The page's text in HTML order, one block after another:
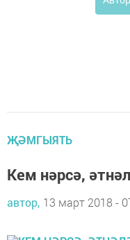
ҖӘМГЫЯТЬ
Кем нәрсә,
автор, 13 март 2018 -